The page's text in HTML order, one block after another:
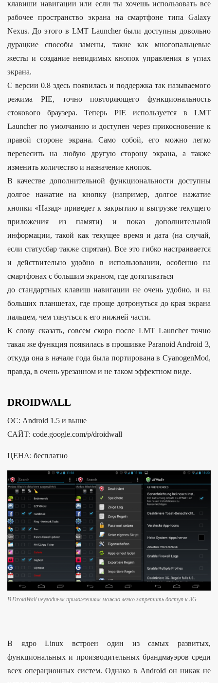
клавиши навигации или если ты хочешь использовать все
рабочее пространство экрана на смартфоне типа Galaxy
Nexus. До этого в LMT Launcher были доступны довольно
дурацкие способы замены, такие как многопальцевые
жесты и создание невидимых кнопок управления в углах
экрана.
С версии 0.8 здесь появилась и поддержка так называемого
режима PIE, точно повторяющего функциональность
стокового браузера. Теперь PIE используется в LMT
Launcher по умолчанию и доступен через прикосновение к
правой стороне экрана. Само собой, его можно легко
перевесить на любую другую сторону экрана, а также
изменить количество и назначение кнопок.
В качестве дополнительной функциональности доступны
долгое нажатие на кнопку (например, долгое нажатие
кнопки «Назад» приведет к закрытию и выгрузке текущего
приложения из памяти) и показ дополнительной
информации, такой как текущее время и дата (на случай,
если статусбар также спрятан). Все это гибко настраивается
и действительно удобно в использовании, особенно на
смартфонах с большим экраном, где дотягиваться
до стандартных клавиш навигации не очень удобно, и на
больших планшетах, где проще дотронуться до края экрана
пальцем, чем тянуться к его нижней части.
К слову сказать, совсем скоро после LMT Launcher точно
такая же функция появилась в прошивке Paranoid Android 3,
откуда она в начале года была портирована в CyanogenMod,
правда, в очень урезанном и не таком эффектном виде.
DROIDWALL
ОС: Android 1.5 и выше
САЙТ: code.google.com/p/droidwall
ЦЕНА: бесплатно
В DroidWall неугодным приложениям можно легко запретить доступ к 3G
В ядро Linux встроен один из самых развитых,
функциональных и производительных брандмауэров среди
всех операционных систем. Однако в Android он никак не